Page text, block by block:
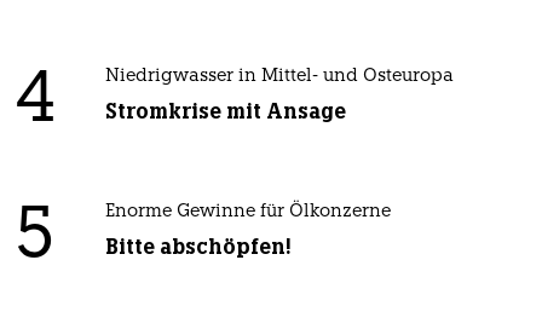
4 Niedrigwasser in Mittel- und Osteuropa
Stromkrise mit Ansage
5 Enorme Gewinne für Ölkonzerne
Bitte abschöpfen!